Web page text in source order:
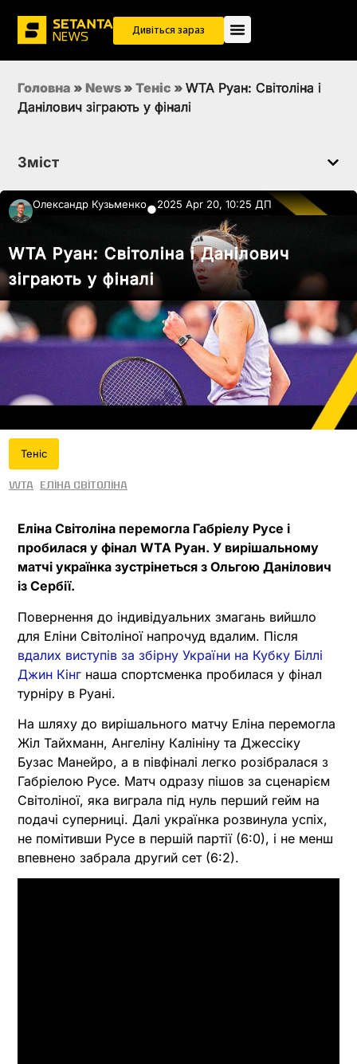
Дивіться зараз
Головна » News » Теніс » WTA Руан: Світоліна і
Данілович зіграють у фіналі
Зміст
Олександр Кузьменко●2025 Apr 20, 10:25 ДП
WTA Руан: Світоліна і Данілович
зіграють у фіналі
Теніс
WTA Еліна Світоліна
Еліна Світоліна перемогла Габріелу Русе і
пробилася у фінал WTA Руан. У вирішальному
матчі українка зустрінеться з Ольгою Данілович
із Сербії.
Повернення до індивідуальних змагань вийшло
для Еліни Світоліної напрочуд вдалим. Після
вдалих виступів за збірну України на Кубку Біллі
Джин Кінг наша спортсменка пробилася у фінал
турніру в Руані.
На шляху до вирішального матчу Еліна перемогла
Жіл Тайхманн, Ангеліну Калініну та Джессіку
Бузас Манейро, а в півфіналі легко розібралася з
Габріелою Русе. Матч одразу пішов за сценарієм
Світоліної, яка виграла під нуль перший гейм на
подачі суперниці. Далі українка розвинула успіх,
не помітивши Русе в першій партії (6:0), і не менш
впевнено забрала другий сет (6:2).